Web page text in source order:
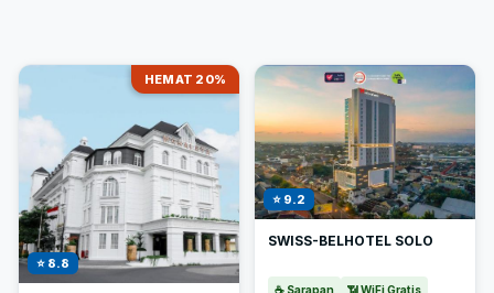
HEMAT 20%
⭐ 8.8
⭐ 9.2
SWISS-BELHOTEL SOLO
☕ Sarapan 📶 WiFi Gratis